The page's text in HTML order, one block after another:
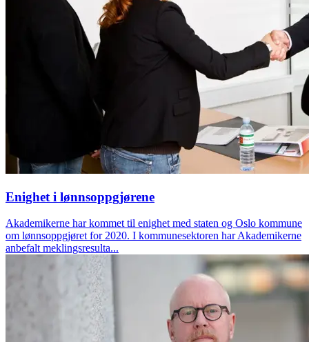
Enighet i lønnsoppgjørene
Akademikerne har kommet til enighet med staten og Oslo kommune
om lønnsoppgjøret for 2020. I kommunesektoren har Akademikerne
anbefalt meklingsresulta...